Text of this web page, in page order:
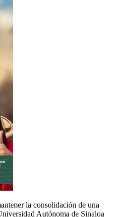
la consolidación de una
Autónoma de Sinaloa